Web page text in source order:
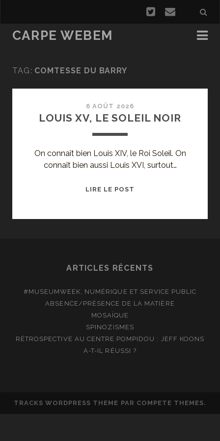
CARPE WEBEM
TAG: COMTESSE DU BARRY
6 AOÛT 2026
LOUIS XV, LE SOLEIL NOIR
On connaît bien Louis XIV, le Roi Soleil. On
connaît bien aussi Louis XVI, surtout…
LIRE LE POST
ARTICLES RÉCENTS
#MUSEUMWEEK, NUMÉRIQUE ET SERVICE PUBLIC
ABSENCE/PRÉSENCE DE LA MATIÈRE
MOSAÏQUE
SPINOZISMES
RÉTROSPECTIVE AU CENTRE POMPIDOU : JEFF KOONS
A-T-IL RÉUSSI ?
TRACKS WORDPRESS THEME PAR COMPETE THEMES.